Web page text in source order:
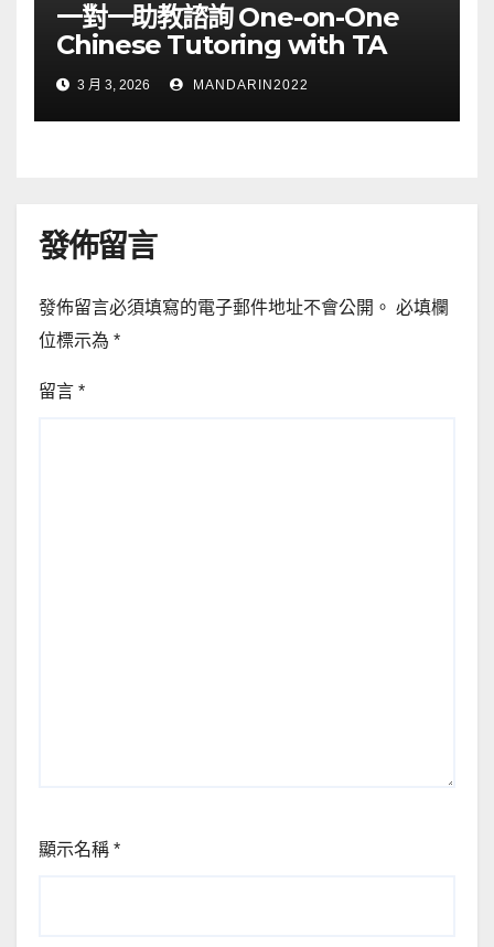
一對一助教諮詢 One-on-One
Chinese Tutoring with TA
3 月 3, 2026 MANDARIN2022
發佈留言
發佈留言必須填寫的電子郵件地址不會公開。 必填欄
位標示為 *
留言 *
顯示名稱 *